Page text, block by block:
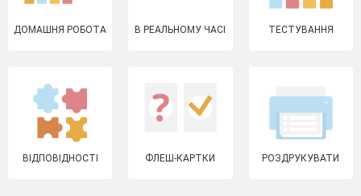
ДОМАШНЯ РОБОТА В РЕАЛЬНОМУ ЧАСІ ТЕСТУВАННЯ
ВІДПОВІДНОСТІ ФЛЕШ-КАРТКИ РОЗДРУКУВАТИ